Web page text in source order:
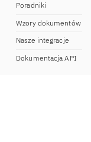
Poradniki
Wzory dokumentów
Nasze integracje
Dokumentacja API